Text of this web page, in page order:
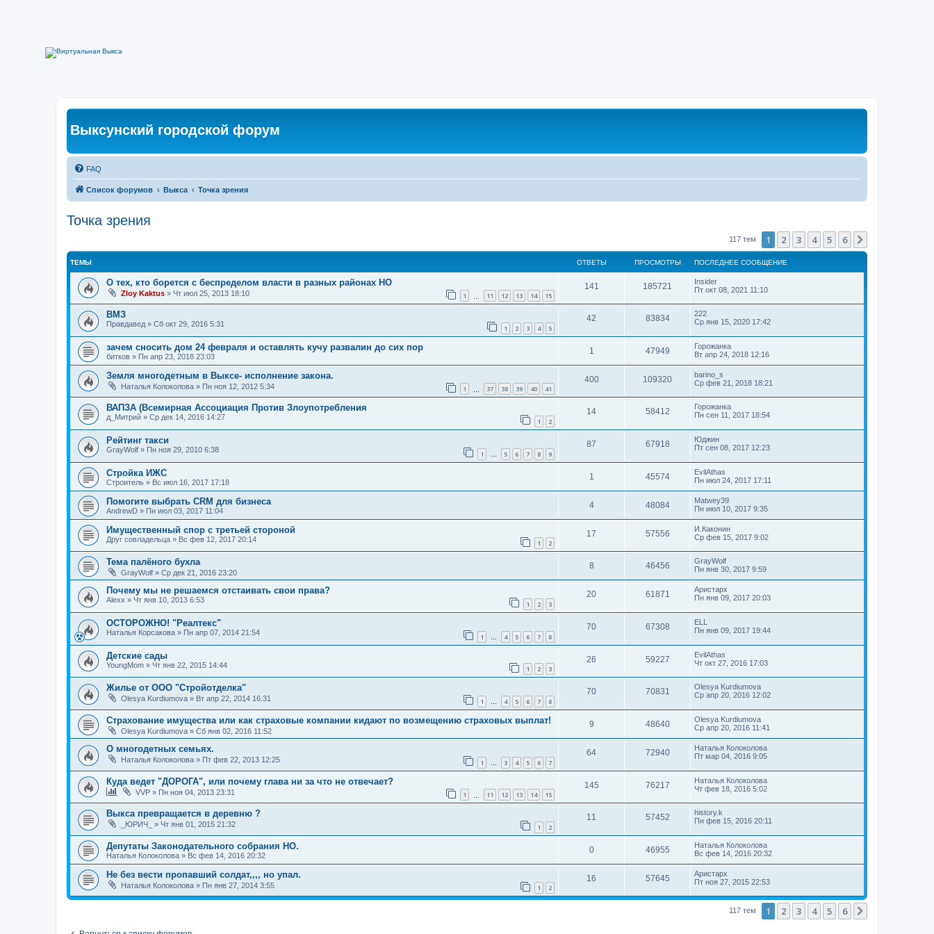
Выксунский городской форум
FAQ
Список форумов Выкса Точка зрения
Точка зрения
117 тем 1 2 3 4 5 6
ТЕМЫ ОТВЕТЫ ПРОСМОТРЫ ПОСЛЕДНЕЕ СООБЩЕНИЕ
О тех, кто борется с беспределом власти в разных районах НО
Zloy Kaktus » Чт июл 25, 2013 18:10 1 11 12 13 14 15
141 185721
Insider
Пт окт 08, 2021 11:10
ВМЗ
Правдавед » Сб окт 29, 2016 5:31 1 2 3 4 5
42 83834
222
Ср янв 15, 2020 17:42
зачем сносить дом 24 февраля и оставлять кучу развалин до сих пор
битков » Пн апр 23, 2018 23:03
1 47949
Горожанка
Вт апр 24, 2018 12:16
Земля многодетным в Выксе- исполнение закона.
Наталья Колоколова » Пн ноя 12, 2012 5:34 1 37 38 39 40 41
400 109320
barino_s
Ср фев 21, 2018 18:21
ВАПЗА (Всемирная Ассоциация Против Злоупотребления
д_Митрий » Ср дек 14, 2016 14:27 1 2
14 58412
Горожанка
Пн сен 11, 2017 18:54
Рейтинг такси
GrayWolf » Пн ноя 29, 2010 6:38 1 … 5 6 7 8 9
87 67918
Юджин
Пт сен 08, 2017 12:23
Стройка ИЖС
Строитель » Вс июл 16, 2017 17:18
1 45574
EvilAthas
Пн июл 24, 2017 17:11
Помогите выбрать CRM для бизнеса
AndrewD » Пн июл 03, 2017 11:04
4 48084
Matwey39
Пн июл 10, 2017 9:35
Имущественный спор с третьей стороной
Друг совладельца » Вс фев 12, 2017 20:14 1 2
17 57556
И.Каконин
Ср фев 15, 2017 9:02
Тема палёного бухла
GrayWolf » Ср дек 21, 2016 23:20
8 46456
GrayWolf
Пн янв 30, 2017 9:59
Почему мы не решаемся отстаивать свои права?
Alexx » Чт янв 10, 2013 6:53 1 2 3
20 61871
Аристарх
Пн янв 09, 2017 20:03
ОСТОРОЖНО! "Реалтекс"
Наталья Корсакова » Пн апр 07, 2014 21:54 1 … 4 5 6 7 8
70 67308
ELL
Пн янв 09, 2017 19:44
Детские сады
YoungMom » Чт янв 22, 2015 14:44 1 2 3
26 59227
EvilAthas
Чт окт 27, 2016 17:03
Жилье от ООО "Стройотделка"
Olesya Kurdiumova » Вт апр 22, 2014 16:31 1 … 4 5 6 7 8
70 70831
Olesya Kurdiumova
Ср апр 20, 2016 12:02
Страхование имущества или как страховые компании кидают по возмещению страховых выплат!
Olesya Kurdiumova » Сб янв 02, 2016 11:52
9 48640
Olesya Kurdiumova
Ср апр 20, 2016 11:41
О многодетных семьях.
Наталья Колоколова » Пт фев 22, 2013 12:25 1 … 3 4 5 6 7
64 72940
Наталья Колоколова
Пт мар 04, 2016 9:05
Куда ведет "ДОРОГА", или почему глава ни за что не отвечает?
VVP » Пн ноя 04, 2013 23:31 1 11 12 13 14 15
145 76217
Наталья Колоколова
Чт фев 18, 2016 5:02
Выкса превращается в деревню ?
_ЮРИЧ_ » Чт янв 01, 2015 21:32 1 2
11 57452
history.k
Пн фев 15, 2016 20:11
Депутаты Законодательного собрания НО.
Наталья Колоколова » Вс фев 14, 2016 20:32
0 46955
Наталья Колоколова
Вс фев 14, 2016 20:32
Не без вести пропавший солдат,,,, но упал.
Наталья Колоколова » Пн янв 27, 2014 3:55 1 2
16 57645
Аристарх
Пт ноя 27, 2015 22:53
117 тем 1 2 3 4 5 6